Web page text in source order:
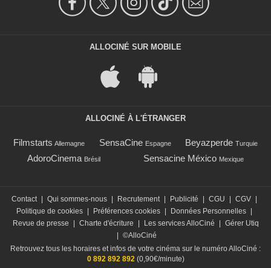
ALLOCINÉ SUR MOBILE
ALLOCINÉ À L'ÉTRANGER
Filmstarts Allemagne SensaCine Espagne Beyazperde Turquie
AdoroCinema Brésil Sensacine México Mexique
Contact Qui sommes-nous Recrutement Publicité CGU CGV
Politique de cookies
Préférences cookies Données Personnelles
Revue de presse
Charte d'écriture Les services AlloCiné
Gérer Utiq
©AlloCiné
Retrouvez tous les horaires et infos de votre cinéma sur le numéro AlloCiné :
0 892 892 892(0,90€/minute)